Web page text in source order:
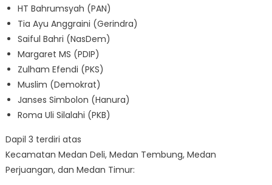
HT Bahrumsyah (PAN)
Tia Ayu Anggraini (Gerindra)
Saiful Bahri (NasDem)
Margaret MS (PDIP)
Zulham Efendi (PKS)
Muslim (Demokrat)
Janses Simbolon (Hanura)
Roma Uli Silalahi (PKB)
Dapil 3 terdiri atas
Kecamatan Medan Deli, Medan Tembung, Medan
Perjuangan, dan Medan Timur: